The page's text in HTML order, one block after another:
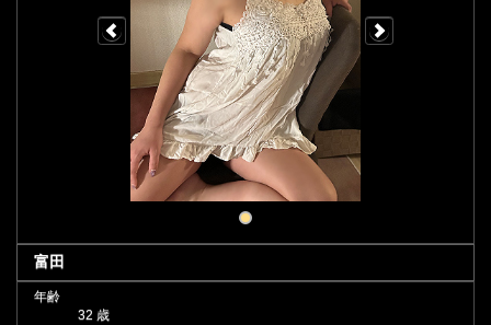
富田
年齢
32 歳